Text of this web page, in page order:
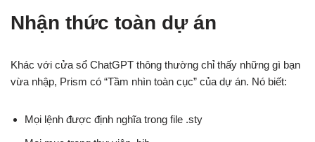
Nhận thức toàn dự án
Khác với cửa sổ ChatGPT thông thường chỉ thấy những gì bạn
vừa nhập, Prism có “Tầm nhìn toàn cục” của dự án. Nó biết:
Mọi lệnh được định nghĩa trong file .sty